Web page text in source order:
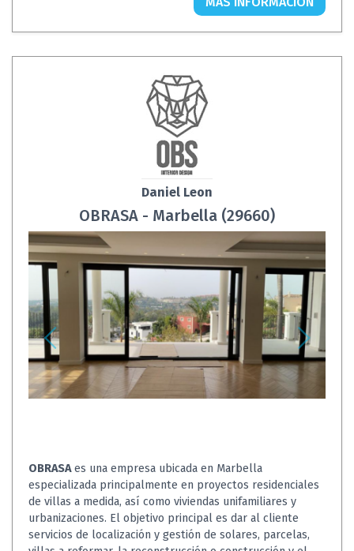
Daniel Leon
OBRASA - Marbella (29660)
OBRASAes una empresa ubicada en Marbella
especializada principalmente en proyectos residenciales
de villas a medida, así como viviendas unifamiliares y
urbanizaciones. El objetivo principal es dar al cliente
servicios de localización y gestión de solares, parcelas,